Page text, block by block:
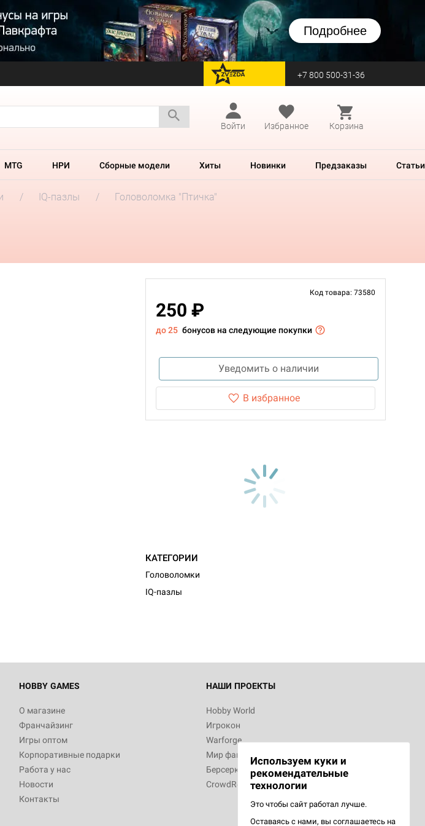
Подробнее
перейти на Zvezda +7 800 500-31-36
Войти
Избранное Корзина
MTG НРИ Сборные модели Хиты Новинки Предзаказы Статьи
IQ-пазлы Головоломка "Птичка"
Код товара: 73580
250 ₽
до 25 бонусов на следующие покупки
Уведомить о наличии
В избранное
КАТЕГОРИИ
Головоломки
IQ-пазлы
HOBBY GAMES
О магазине
Франчайзинг
Игры оптом
Корпоративные подарки
Работа у нас
Новости
Контакты
НАШИ ПРОЕКТЫ
Hobby World
Игрокон
Warforge
Мир фантастики
Берсерк
CrowdRepublic
Используем куки и
рекомендательные
технологии
Это чтобы сайт работал лучше.
Оставаясь с нами, вы соглашаетесь на
Настольная игра Hobby World Монстры
Белая смерть
12 990
Настольная игра Hobby World Берсерк.
3 490